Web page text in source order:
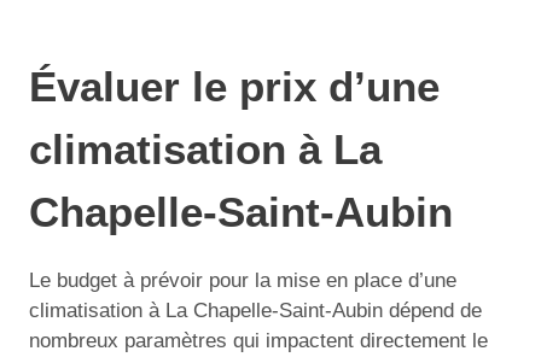
Évaluer le prix d’une
climatisation à La
Chapelle-Saint-Aubin
Le budget à prévoir pour la mise en place d’une
climatisation à La Chapelle-Saint-Aubin dépend de
nombreux paramètres qui impactent directement le